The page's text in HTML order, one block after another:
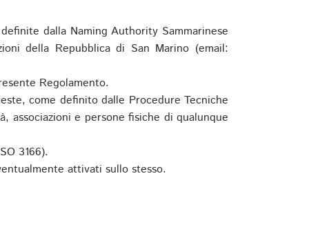
dalla Naming Authority Sammarinese
della Repubblica di San Marino (email:
Regolamento.
come definito dalle Procedure Tecniche
associazioni e persone fisiche di qualunque
3166).
attivati sullo stesso.